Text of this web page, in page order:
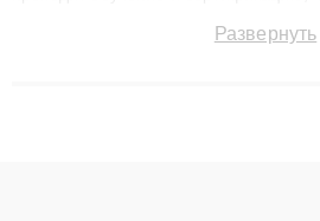
сохранением гарантии до 3 лет.
Развернуть